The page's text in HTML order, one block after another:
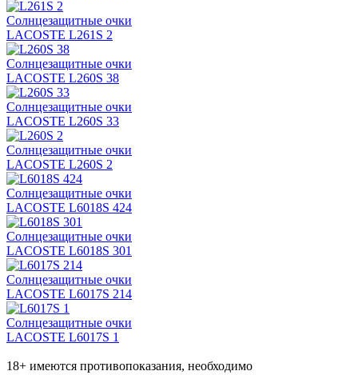
Солнцезащитные очки
LACOSTE L261S 2
Солнцезащитные очки
LACOSTE L260S 38
Солнцезащитные очки
LACOSTE L260S 33
Солнцезащитные очки
LACOSTE L260S 2
Солнцезащитные очки
LACOSTE L6018S 424
Солнцезащитные очки
LACOSTE L6018S 301
Солнцезащитные очки
LACOSTE L6017S 214
Солнцезащитные очки
LACOSTE L6017S 1
18+ имеются противопоказания, необходимо